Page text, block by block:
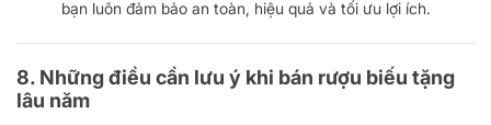
bạn luôn đảm bảo an toàn, hiệu quả và tối ưu lợi ích.
8. Những điều cần lưu ý khi bán rượu biếu tặng
lâu năm